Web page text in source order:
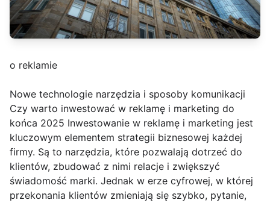
o reklamie
Nowe technologie narzędzia i sposoby komunikacji
Czy warto inwestować w reklamę i marketing do
końca 2025 Inwestowanie w reklamę i marketing jest
kluczowym elementem strategii biznesowej każdej
firmy. Są to narzędzia, które pozwalają dotrzeć do
klientów, zbudować z nimi relacje i zwiększyć
świadomość marki. Jednak w erze cyfrowej, w której
przekonania klientów zmieniają się szybko, pytanie,